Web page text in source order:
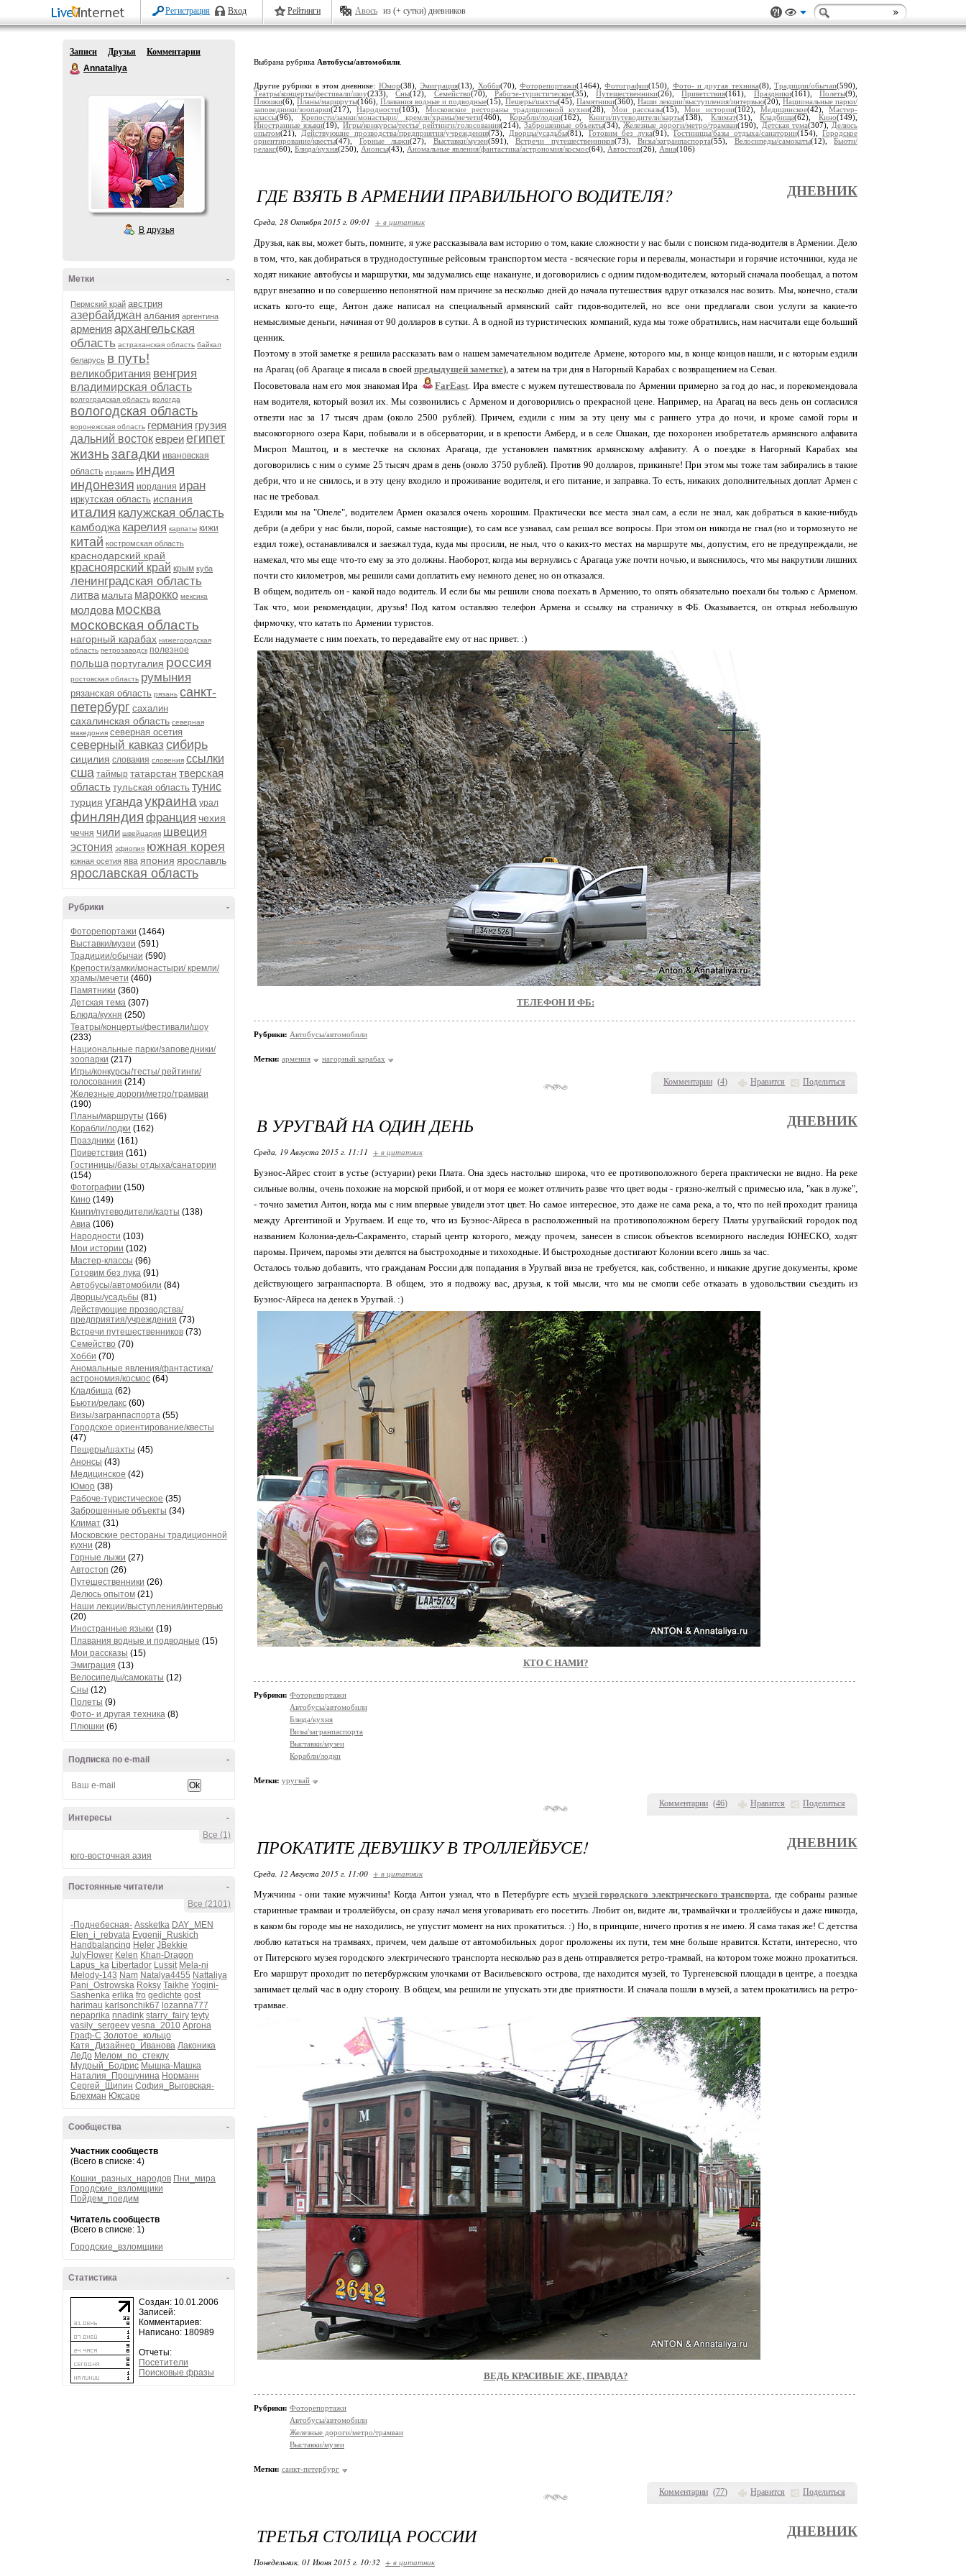
Регистрация Вход Рейтинги Авось из (+ сутки) дневников
Записи Друзья
Комментарии
Annataliya
В друзья
-
Метки
Пермский край австрия
азербайджан албания аргентина
армения архангельская
область астраханская область байкал
беларусь в путь!
великобритания венгрия
владимирская область
волгоградская область вологда
вологодская область
воронежская область германия грузия
дальний востокевреиегипет
жизньзагадки ивановская
область израиль индия
индонезия иордания иран
иркутская область испания
италия калужская область
камбоджа карелия карпаты кижи
китай костромская область
краснодарский край
красноярский край крым куба
ленинградская область
литва мальта марокко мексика
молдова москва
московская область
нагорный карабах нижегородская
область петрозаводск полезное
польша португалия россия
ростовская область румыния
рязанская область рязань санкт-
петербург сахалин
сахалинская область северная
македония северная осетия
северный кавказ сибирь
сицилия словакия словения ссылки
сша таймыр татарстан тверская
область тульская область тунис
турция угандаукраина урал
финляндия франция чехия
чечня чили швейцария швеция
эстония эфиопия южная корея
южная осетия ява япония ярославль
ярославская область
-
Рубрики
Фоторепортажи (1464)
Выставки/музеи (591)
Традиции/обычаи (590)
Крепости/замки/монастыри/ кремли/
храмы/мечети (460)
Памятники (360)
Детская тема (307)
Блюда/кухня (250)
Театры/концерты/фестивали/шоу
(233)
Национальные парки/заповедники/
зоопарки (217)
Игры/конкурсы/тесты/ рейтинги/
голосования (214)
Железные дороги/метро/трамваи
(190)
Планы/маршруты (166)
Корабли/лодки (162)
Праздники (161)
Приветствия (161)
Гостиницы/базы отдыха/санатории
(154)
Фотографии (150)
Кино (149)
Книги/путеводители/карты (138)
Авиа (106)
Народности (103)
Мои истории (102)
Мастер-классы (96)
Готовим без лука (91)
Автобусы/автомобили (84)
Дворцы/усадьбы (81)
Действующие прозводства/
предприятия/учреждения (73)
Встречи путешественников (73)
Семейство (70)
Хобби (70)
Аномальные явления/фантастика/
астрономия/космос (64)
Кладбища (62)
Бьюти/релакс (60)
Визы/загранпаспорта (55)
Городское ориентирование/квесты
(47)
Пещеры/шахты (45)
Анонсы (43)
Медицинское (42)
Юмор (38)
Рабоче-туристическое (35)
Заброшенные объекты (34)
Климат (31)
Московские рестораны традиционной
кухни (28)
Горные лыжи (27)
Автостоп (26)
Путешественники (26)
Делюсь опытом (21)
Наши лекции/выступления/интервью
(20)
Иностранные языки (19)
Плавания водные и подводные (15)
Мои рассказы (15)
Эмиграция (13)
Велосипеды/самокаты (12)
Сны (12)
Полеты (9)
Фото- и другая техника (8)
Плюшки (6)
-
Подписка по e-mail
-
Интересы
Все (1)
юго-восточная азия
-
Постоянные читатели
Все (2101)
-Поднебесная- Assketka DAY_MEN
Elen_i_rebyata Evgenij_Ruskich
Handbalancing Heler JBekkie
JulyFlower Kelen Khan-Dragon
Lapus_ka Libertador Lussit Mela-ni
Melody-143 Nam Natalya4455 Nattaliya
Pani_Ostrowska Roksy Taikhe Yogini-
Sashenka erlika fro gedichte gost
harimau karlsonchik67 lozanna777
nepaprika nnadink starry_fairy teyty
vasily_sergeev vesna_2010 Аргона
Граф-С Золотое_кольцо
Катя_Дизайнер_Иванова Лаконика
ЛеДо Мелом_по_стеклу
Мудрый_Бодрис Мышка-Машка
Наталия_Прошунина Норманн
Сергей_Щипин София_Выговская-
Блехман Юксаре
-
Сообщества
Участник сообществ
(Всего в списке: 4)
Кошки_разных_народов Пни_мира
Городские_взломщики
Пойдем_поедим
Читатель сообществ
(Всего в списке: 1)
Городские_взломщики
-
Статистика
Создан: 10.01.2006
Записей:
Комментариев:
Написано: 180989
Отчеты:
Посетители
Поисковые фразы
Выбрана рубрика Автобусы/автомобили
Другие рубрики в этом дневнике: Юмор(38),Эмиграция(13), Хобби(70), Фоторепортажи(1464),Фотографии(150), Фото- и другая техника(8),Традиции/обычаи(590),
Театры/концерты/фестивали/шоу(233),Сны(12), Семейство(70), Рабоче-туристическое(35),Путешественники(26),Приветствия(161), Праздники(161),Полеты(9),
Плюшки(6), Планы/маршруты(166), Плавания водные и подводные(15), Пещеры/шахты(45), Памятники(360), Наши лекции/выступления/интервью(20), Национальные парки/
заповедники/зоопарки(217),Народности(103), Московские рестораны традиционной кухни(28), Мои рассказы(15),Мои истории(102), Медицинское(42),Мастер-
классы(96), Крепости/замки/монастыри/ кремли/храмы/мечети(460), Корабли/лодки(162),Книги/путеводители/карты(138), Климат(31),Кладбища(62),Кино(149),
Иностранные языки(19), Игры/конкурсы/тесты/ рейтинги/голосования(214),Заброшенные объекты(34), Железные дороги/метро/трамваи(190), Детская тема(307), Делюсь
опытом(21), Действующие прозводства/предприятия/учреждения(73), Дворцы/усадьбы(81), Готовим без лука(91),Гостиницы/базы отдыха/санатории(154),Городское
ориентирование/квесты(47), Горные лыжи(27), Выставки/музеи(591), Встречи путешественников(73), Визы/загранпаспорта(55), Велосипеды/самокаты(12), Бьюти/
релакс(60), Блюда/кухня(250), Анонсы(43), Аномальные явления/фантастика/астрономия/космос(64), Автостоп(26), Авиа(106)
Комментарии (4) Нравится Поделиться
ГДЕ ВЗЯТЬ В АРМЕНИИ ПРАВИЛЬНОГО ВОДИТЕЛЯ? ДНЕВНИК
Среда, 28 Октября 2015 г. 09:01 + в цитатник
Друзья, как вы, может быть, помните, я уже рассказывала вам историю о том, какие сложности у нас были с поиском гида-водителя в Армении. Дело
в том, что, как добираться в труднодоступные рейсовым транспортом места - всяческие горы и перевалы, монастыри и горячие источники, куда не
ходят никакие автобусы и маршрутки, мы задумались еще накануне, и договорились с одним гидом-водителем, который сначала пообещал, а потом
вдруг внезапно и по совершенно непонятной нам причине за несколько дней до начала путешествия вдруг отказался нас возить. Мы, конечно, стали
искать кого-то еще, Антон даже написал на специальный армянский сайт гидов-водителей, но все они предлагали свои услуги за какие-то
немыслимые деньги, начиная от 90 долларов в сутки. А в одной из туристических компаний, куда мы тоже обратились, нам насчитали еще больший
ценник.
Поэтому в этой заметке я решила рассказать вам о нашем замечательном водителе Армене, которого мы, в конце концов нашли, и с которым ездили
на Арагац (об Арагаце я писала в своей предыдущей заметке), а затем на три дня в Нагорный Карабах с возвращением на Севан.
Посоветовала нам его моя знакомая Ира
FarEast. Ира вместе с мужем путешествовала по Армении примерно за год до нас, и порекомендовала
нам водителя, который возил их. Мы созвонились с Арменом и договорились о прекрасной цене. Например, на Арагац на весь день он согласился
отвезти нас за 17 тысяч драм (около 2500 рублей). Причем, ездили с ним за эту цену мы с раннего утра до ночи, и кроме самой горы и
высокогорного озера Кари, побывали и в обсерватории, и в крепости Амберд, и в селе Ошакан, где похоронен изобретатель армянского алфавита
Мисроп Маштоц, и в местечке на склонах Арагаца, где установлен памятник армянскому алфавиту. А о поездке в Нагорный Карабах мы
договорились с ним о сумме 25 тысяч драм в день (около 3750 рублей). Против 90 долларов, прикиньте! При этом мы тоже там забирались в такие
дебри, что и не снилось, и в эту цену входило и проживание водителя, и его питание, и заправка. То есть, никаких дополнительных доплат Армен с
нас не требовал.
Ездили мы на "Опеле", водителем Армен оказался очень хорошим. Практически все места знал сам, а если не знал, как добраться в какие-нибудь
дебри (а дебри у нас были, порой, самые настоящие), то сам все узнавал, сам решал все вопросы. При этом он никогда не гнал (но и тормознуто не
ездил тоже), останавливался и заезжал туда, куда мы просили, не ныл, что о каких-то местах на маршруте мы, допустим, его не предупреждали, не
намекал, что мы еще что-то ему за это должны. Наоборот, когда мы вернулись с Арагаца уже почти ночью, и выяснилось, что мы накрутили лишних
почти сто километров, мы решили сами доплатить ему немного денег, но он отказался.
В общем, водитель он - какой надо водитель. И если бы мы решили снова поехать в Армению, то опять обязательно поехали бы только с Арменом.
Так что, мои рекомендации, друзья! Под катом оставляю телефон Армена и ссылку на страничку в ФБ. Оказывается, он открыл небольшую
фирмочку, что катать по Армении туристов.
Если надумаете с ним поехать, то передавайте ему от нас привет. :)
ТЕЛЕФОН И ФБ:
Рубрики: Автобусы/автомобили
Метки: армения нагорный карабах
Комментарии (46) Нравится Поделиться
В УРУГВАЙ НА ОДИН ДЕНЬ ДНЕВНИК
Среда, 19 Августа 2015 г. 11:11 + в цитатник
Буэнос-Айрес стоит в устье (эстуарии) реки Плата. Она здесь настолько широка, что ее противоположного берега практически не видно. На реке
сильные волны, очень похожие на морской прибой, и от моря ее может отличить разве что цвет воды - грязно-желтый с примесью ила, "как в луже",
- точно заметил Антон, когда мы с ним впервые увидели этот цвет. Но самое интересное, это даже не сама река, а то, что по ней проходит граница
между Аргентиной и Уругваем. И еще то, что из Буэнос-Айреса в расположенный на противоположном берегу Платы уругвайский городок под
названием Колониа-дель-Сакраменто, старый центр которого, между прочем, занесен в список объектов всемирного наследия ЮНЕСКО, ходят
паромы. Причем, паромы эти делятся на быстроходные и тихоходные. И быстроходные достигают Колонии всего лишь за час.
Осталось только добавить, что гражданам России для попадания в Уругвай виза не требуется, как, собственно, и никакие другие документы, кроме
действующего загранпаспорта. В общем, это я подвожу вас, друзья, к той мысли, что мы не смогли себе отказать в удовольствии съездить из
Буэнос-Айреса на денек в Уругвай. :)
КТО С НАМИ?
Рубрики: Фоторепортажи
Автобусы/автомобили
Блюда/кухня
Визы/загранпаспорта
Выставки/музеи
Корабли/лодки
Метки: уругвай
Комментарии (77) Нравится Поделиться
ПРОКАТИТЕ ДЕВУШКУ В ТРОЛЛЕЙБУСЕ! ДНЕВНИК
Среда, 12 Августа 2015 г. 11:00 + в цитатник
Мужчины - они такие мужчины! Когда Антон узнал, что в Петербурге есть музей городского электрического транспорта, где собраны разные
старинные трамваи и троллейбусы, он сразу начал меня уговаривать его посетить. Любит он, видите ли, трамвайчки и троллейбусы и даже никогда,
в каком бы городе мы не находились, не упустит момент на них прокатиться. :) Но, в принципе, ничего против я не имею. Я сама такая же! С детства
люблю кататься на трамваях, причем, чем дальше от автомобильных дорог проложены их пути, тем мне больше нравится. Кстати, интересно, что
от Питерского музея городского электрического транспорта несколько раз в день отправляется ретро-трамвай, на котором тоже можно прокатиться.
Его маршрут проходит по петербуржским улочками от Васильевского острова, где находится музей, то Тургеневской площади в центре, а поездка
занимает целый час в одну сторону. В общем, мы решили не упускать эти две приятности. И сначала пошли в музей, а затем прокатились на ретро-
трамвае.
ВЕДЬ КРАСИВЫЕ ЖЕ, ПРАВДА?
Рубрики: Фоторепортажи
Автобусы/автомобили
Железные дороги/метро/трамваи
Выставки/музеи
Метки: санкт-петербург
ТРЕТЬЯ СТОЛИЦА РОССИИ ДНЕВНИК
Понедельник, 01 Июня 2015 г. 10:32 + в цитатник